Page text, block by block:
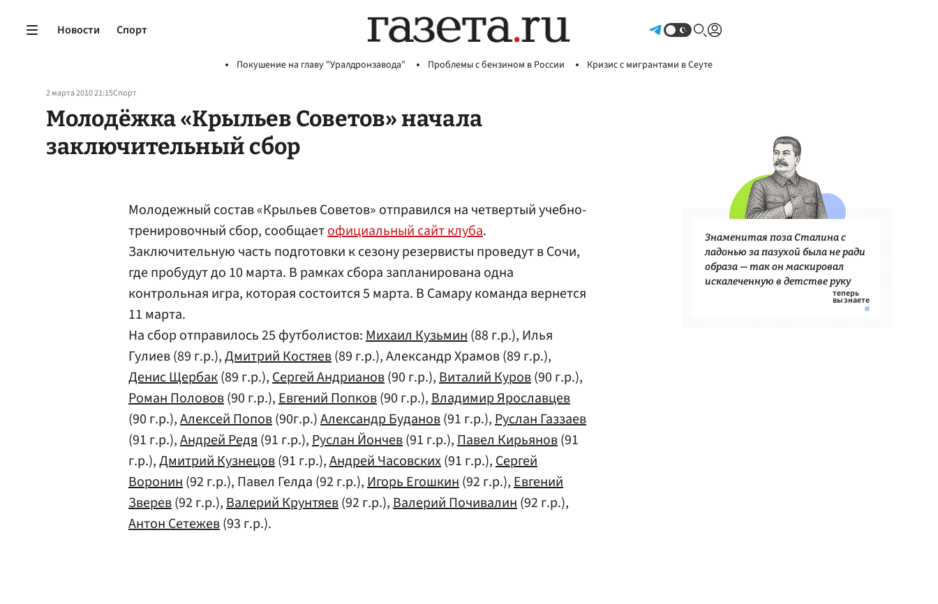
Новости Спорт
Покушение на главу "Уралдронзавода" Проблемы с бензином в России Кризис с мигрантами в Сеуте
2 марта 2010 21:15Спорт
Молодёжка «Крыльев Советов» начала
заключительный сбор
Молодежный состав «Крыльев Советов» отправился на четвертый учебно-
тренировочный сбор, сообщаетофициальный сайт клуба.
Заключительную часть подготовки к сезону резервисты проведут в Сочи,
где пробудут до 10 марта. В рамках сбора запланирована одна
контрольная игра, которая состоится 5 марта. В Самару команда вернется
11 марта.
На сбор отправилось 25 футболистов:Михаил Кузьмин(88 г.р.), Илья
Гулиев (89 г.р.),Дмитрий Костяев(89 г.р.), Александр Храмов (89 г.р.),
Денис Щербак(89 г.р.),Сергей Андрианов(90 г.р.),Виталий Куров(90 г.р.),
Роман Половов(90 г.р.),Евгений Попков(90 г.р.),Владимир Ярославцев
(90 г.р.),Алексей Попов(90г.р.)Александр Буданов(91 г.р.),Руслан Газзаев
(91 г.р.),Андрей Редя(91 г.р.),Руслан Йончев(91 г.р.),Павел Кирьянов(91
г.р.),Дмитрий Кузнецов(91 г.р.),Андрей Часовских(91 г.р.),Сергей
Воронин(92 г.р.), Павел Гелда (92 г.р.),Игорь Егошкин(92 г.р.),Евгений
Зверев(92 г.р.),Валерий Крунтяев(92 г.р.),Валерий Почивалин(92 г.р.),
Антон Сетежев(93 г.р.).
Знаменитая поза Сталина с
ладонью за пазухой была не ради
образа — так он маскировал
искалеченную в детстве руку